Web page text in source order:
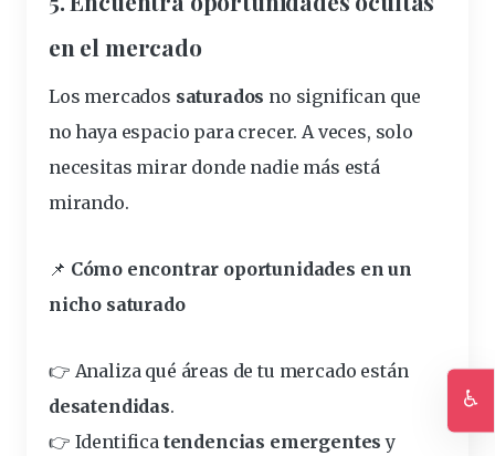
en el mercado
Los mercados saturados no significan que
no haya espacio para crecer. A veces, solo
necesitas mirar donde nadie más está
mirando.
📌 Cómo encontrar oportunidades en un
nicho saturado
👉 Analiza qué áreas de tu mercado están
desatendidas.
👉 Identifica tendencias emergentes y
♿